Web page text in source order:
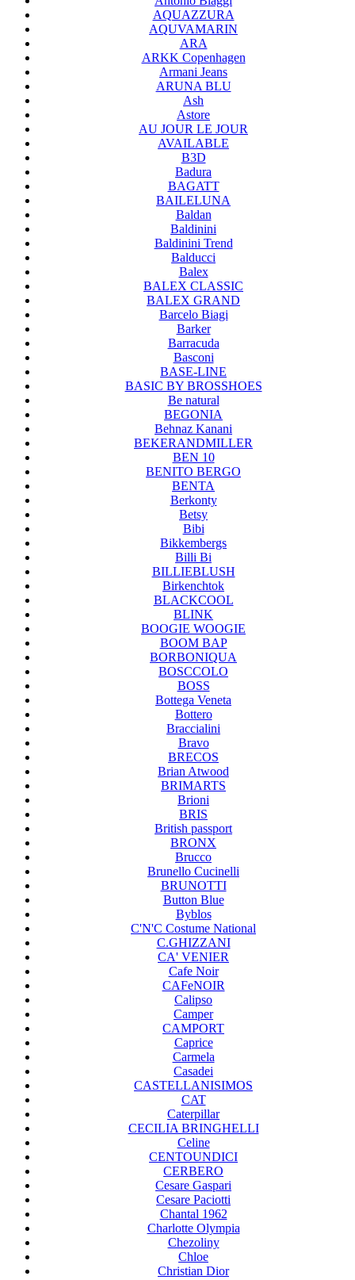
AQUAZZURA
AQUVAMARIN
ARA
ARKK Copenhagen
Armani Jeans
ARUNA BLU
Ash
Astore
AU JOUR LE JOUR
AVAILABLE
B3D
Badura
BAGATT
BAILELUNA
Baldan
Baldinini
Baldinini Trend
Balducci
Balex
BALEX CLASSIC
BALEX GRAND
Barcelo Biagi
Barker
Barracuda
Basconi
BASE-LINE
BASIC BY BROSSHOES
Be natural
BEGONIA
Behnaz Kanani
BEKERANDMILLER
BEN 10
BENITO BERGO
BENTA
Berkonty
Betsy
Bibi
Bikkembergs
Billi Bi
BILLIEBLUSH
Birkenchtok
BLACKCOOL
BLINK
BOOGIE WOOGIE
BOOM BAP
BORBONIQUA
BOSCCOLO
BOSS
Bottega Veneta
Bottero
Braccialini
Bravo
BRECOS
Brian Atwood
BRIMARTS
Brioni
BRIS
British passport
BRONX
Brucco
Brunello Cucinelli
BRUNOTTI
Button Blue
Byblos
C'N'C Costume National
C.GHIZZANI
CA' VENIER
Cafe Noir
CAFeNOIR
Calipso
Camper
CAMPORT
Caprice
Carmela
Casadei
CASTELLANISIMOS
CAT
Caterpillar
CECILIA BRINGHELLI
Celine
CENTOUNDICI
CERBERO
Cesare Gaspari
Cesare Paciotti
Chantal 1962
Charlotte Olympia
Chezoliny
Chloe
Christian Dior